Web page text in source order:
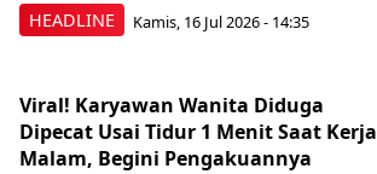
HEADLINE Kamis, 16 Jul 2026 - 14:35
Viral! Karyawan Wanita Diduga
Dipecat Usai Tidur 1 Menit Saat Kerja
Malam, Begini Pengakuannya